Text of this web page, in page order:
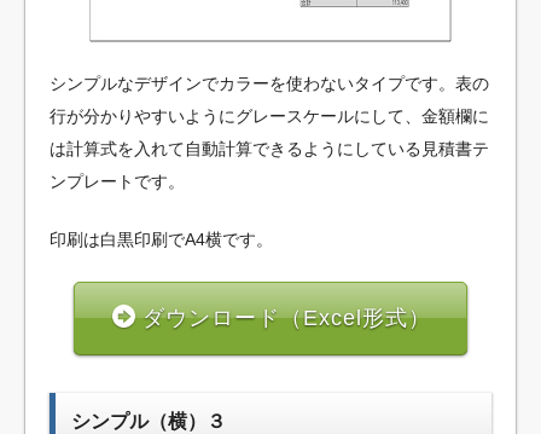
シンプルなデザインでカラーを使わないタイプです。表の
行が分かりやすいようにグレースケールにして、金額欄に
は計算式を入れて自動計算できるようにしている見積書テ
ンプレートです。
印刷は白黒印刷でA4横です。
ダウンロード（Excel形式）
シンプル（横）３